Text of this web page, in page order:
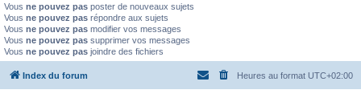
Vous ne pouvez pas poster de nouveaux sujets
Vous ne pouvez pas répondre aux sujets
Vous ne pouvez pas modifier vos messages
Vous ne pouvez pas supprimer vos messages
Vous ne pouvez pas joindre des fichiers
Index du forum Heures au format UTC+02:00